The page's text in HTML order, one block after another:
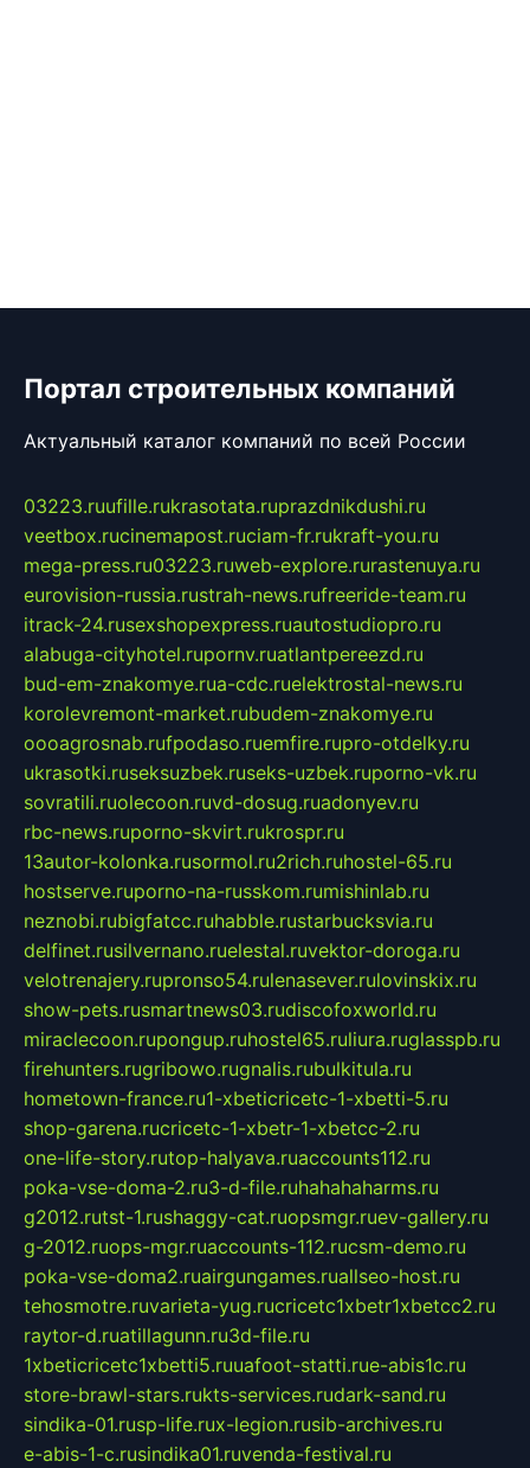
Портал строительных компаний
Актуальный каталог компаний по всей России
03223.ruufille.rukrasotata.ruprazdnikdushi.ru
veetbox.rucinemapost.ruciam-fr.rukraft-you.ru
mega-press.ru03223.ruweb-explore.rurastenuya.ru
eurovision-russia.rustrah-news.rufreeride-team.ru
itrack-24.rusexshopexpress.ruautostudiopro.ru
alabuga-cityhotel.rupornv.ruatlantpereezd.ru
bud-em-znakomye.rua-cdc.ruelektrostal-news.ru
korolevremont-market.rubudem-znakomye.ru
oooagrosnab.rufpodaso.ruemfire.rupro-otdelky.ru
ukrasotki.ruseksuzbek.ruseks-uzbek.ruporno-vk.ru
sovratili.ruolecoon.ruvd-dosug.ruadonyev.ru
rbc-news.ruporno-skvirt.rukrospr.ru
13autor-kolonka.rusormol.ru2rich.ruhostel-65.ru
hostserve.ruporno-na-russkom.rumishinlab.ru
neznobi.rubigfatcc.ruhabble.rustarbucksvia.ru
delfinet.rusilvernano.ruelestal.ruvektor-doroga.ru
velotrenajery.rupronso54.rulenasever.rulovinskix.ru
show-pets.rusmartnews03.rudiscofoxworld.ru
miraclecoon.rupongup.ruhostel65.ruliura.ruglasspb.ru
firehunters.rugribowo.rugnalis.rubulkitula.ru
hometown-france.ru1-xbeticricetc-1-xbetti-5.ru
shop-garena.rucricetc-1-xbetr-1-xbetcc-2.ru
one-life-story.rutop-halyava.ruaccounts112.ru
poka-vse-doma-2.ru3-d-file.ruhahahaharms.ru
g2012.rutst-1.rushaggy-cat.ruopsmgr.ruev-gallery.ru
g-2012.ruops-mgr.ruaccounts-112.rucsm-demo.ru
poka-vse-doma2.ruairgungames.ruallseo-host.ru
tehosmotre.ruvarieta-yug.rucricetc1xbetr1xbetcc2.ru
raytor-d.ruatillagunn.ru3d-file.ru
1xbeticricetc1xbetti5.ruuafoot-statti.rue-abis1c.ru
store-brawl-stars.rukts-services.rudark-sand.ru
sindika-01.rusp-life.rux-legion.rusib-archives.ru
e-abis-1-c.rusindika01.ruvenda-festival.ru